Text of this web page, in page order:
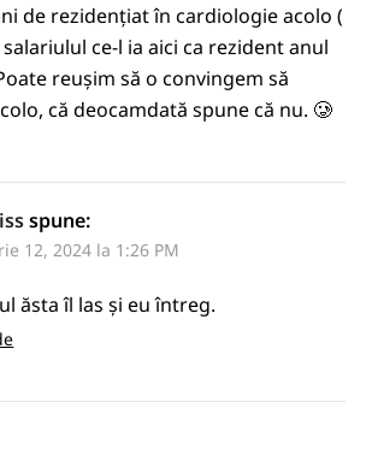
de rezidențiat în cardiologie acolo (
ce-l ia aici ca rezident anul
reușim să o convingem să
că deocamdată spune că nu. 🥲
spune:
12, 2024 la 1:26 PM
ăsta îl las și eu întreg.